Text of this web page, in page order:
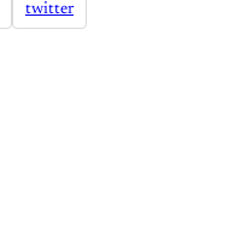
twitter